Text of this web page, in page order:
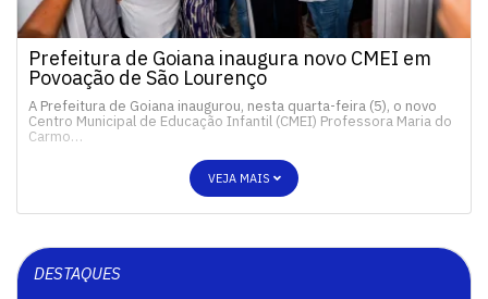
Prefeitura de Goiana inaugura novo CMEI em
Povoação de São Lourenço
A Prefeitura de Goiana inaugurou, nesta quarta-feira (5), o novo
Centro Municipal de Educação Infantil (CMEI) Professora Maria do
Carmo…
VEJA MAIS
DESTAQUES